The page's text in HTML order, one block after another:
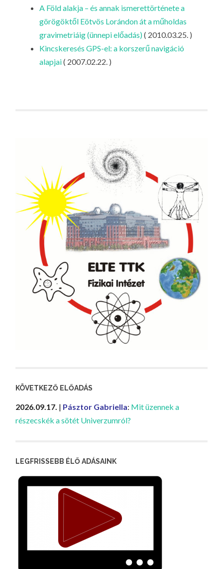
LA
G
O
KI
A Föld alakja – és annak ismerettörténete a
görögöktől Eötvös Lorándon át a műholdas
gravimetriáig (ünnepi előadás)( 2010.03.25. )
Kincskeresés GPS-el: a korszerű navigáció
alapjai( 2007.02.22. )
KÖVETKEZŐ ELŐADÁS
2026.09.17. | Pásztor Gabriella: Mit üzennek a
részecskék a sötét Univerzumról?
LEGFRISSEBB ÉLŐ ADÁSAINK